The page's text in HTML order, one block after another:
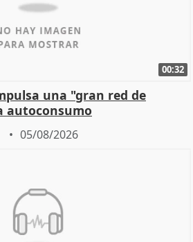
00:32
una "gran red de
autoconsumo
05/08/2026